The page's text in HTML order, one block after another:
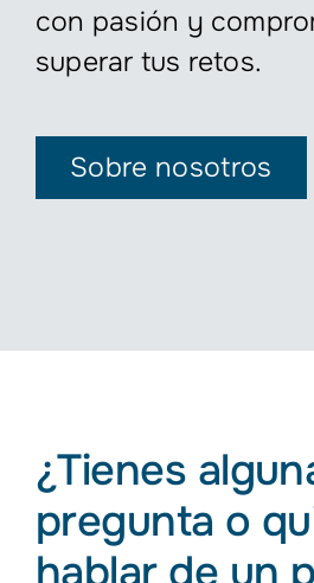
con pasión y
superar tus retos.
Sobre nosotros
¿Tienes
pregunta o